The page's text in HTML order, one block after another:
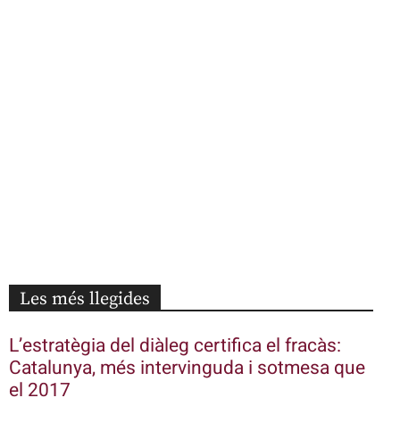
Les més llegides
L’estratègia del diàleg certifica el fracàs:
Catalunya, més intervinguda i sotmesa que
el 2017